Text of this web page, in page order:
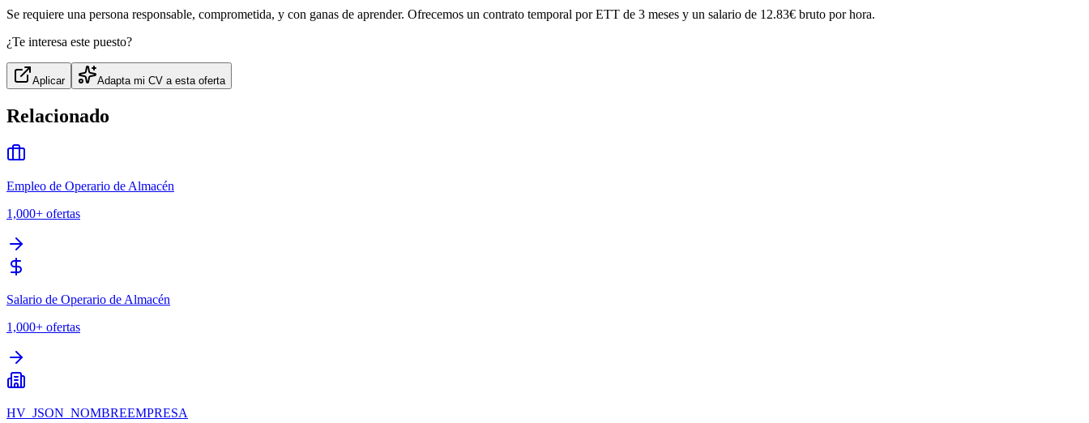
Se requiere una persona responsable, comprometida, y con ganas de aprender. Ofrecemos un contrato temporal por ETT de 3 meses y un salario de 12.83€ bruto por hora.
¿Te interesa este puesto?
Aplicar Adapta mi CV a esta oferta
Relacionado
Empleo de Operario de Almacén
1,000+ ofertas
Salario de Operario de Almacén
1,000+ ofertas
HV_JSON_NOMBREEMPRESA